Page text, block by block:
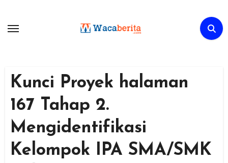
content
Kunci Proyek halaman
167 Tahap 2.
Mengidentifikasi
Kelompok IPA SMA/SMK